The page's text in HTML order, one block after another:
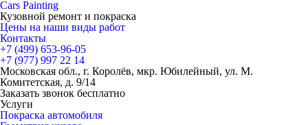
Cars Painting
Кузовной ремонт и покраска
Цены на наши виды работ
Контакты
+7 (499) 653-96-05
+7 (977) 997 22 14
Московская обл., г. Королёв, мкр. Юбилейный, ул. М.
Комитетская, д. 9/14
Заказать звонок бесплатно
Услуги
Покраска автомобиля